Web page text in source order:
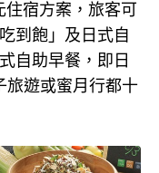
宿方案，旅客可
到飽」及日式自
自助早餐，即日
旅遊或蜜月行都十